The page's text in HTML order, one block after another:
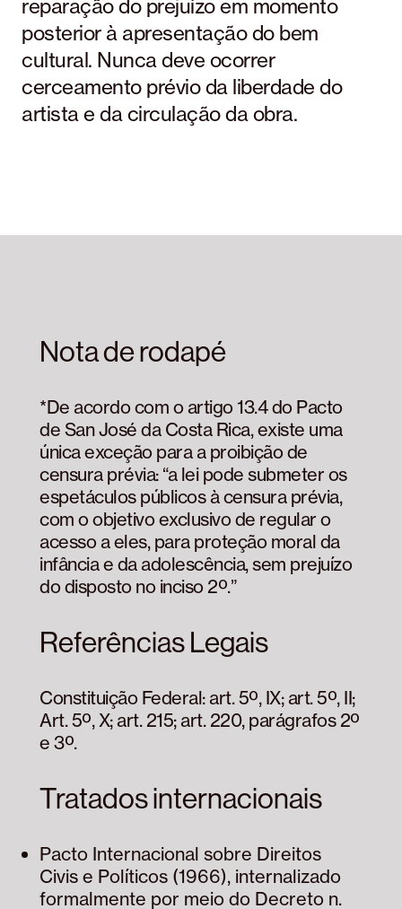
reparação do prejuízo em momento
posterior à apresentação do bem
cultural. Nunca deve ocorrer
cerceamento prévio da liberdade do
artista e da circulação da obra.
Nota de rodapé
*De acordo com o artigo 13.4 do Pacto
de San José da Costa Rica, existe uma
única exceção para a proibição de
censura prévia: “a lei pode submeter os
espetáculos públicos à censura prévia,
com o objetivo exclusivo de regular o
acesso a eles, para proteção moral da
infância e da adolescência, sem prejuízo
do disposto no inciso 2º.”
Referências Legais
Constituição Federal: art. 5º, IX; art. 5º, II;
Art. 5º, X; art. 215; art. 220, parágrafos 2º
e 3º.
Tratados internacionais
Pacto Internacional sobre Direitos
Civis e Políticos (1966), internalizado
formalmente por meio do Decreto n.